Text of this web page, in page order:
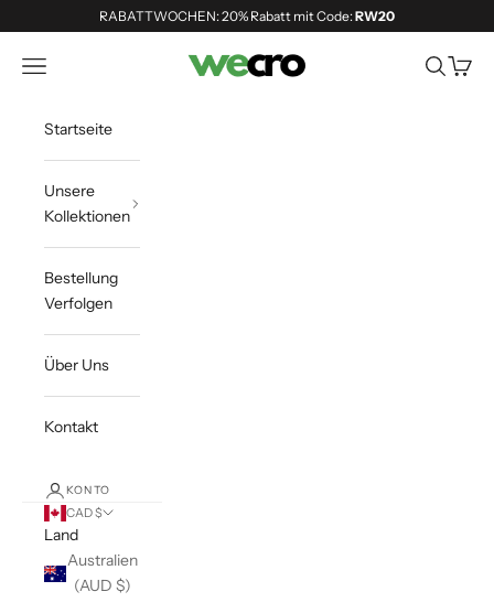
Zum Inhalt springenRABATTWOCHEN: 20% Rabatt mit Code:RW20
Shopwecro
Navigationsmenü öffnen Suche
Startseite
Unsere
Kollektionen
Bestellung
Verfolgen
Über Uns
Kontakt
KONTO
CAD $
Land
Australien
(AUD $)